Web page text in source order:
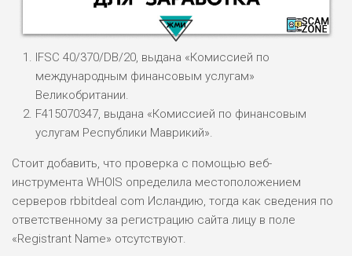
НАЗВАНИЕ
ВСЕМ
ДОХОД: ВЫСОКИЙ
БЮДЖЕТ: ВЫСОКИЙ
IFSC 40/370/DB/20, выдана «Комиссией по
международным финансовым услугам»
Великобритании.
F415070347, выдана «Комиссией по финансовым
услугам Республики Маврикий».
Стоит добавить, что проверка с помощью веб-
инструмента WHOIS определила местоположением
серверов rbbitdeal com Исландию, тогда как сведения по
ответственному за регистрацию сайта лицу в поле
«Registrant Name» отсутствуют.